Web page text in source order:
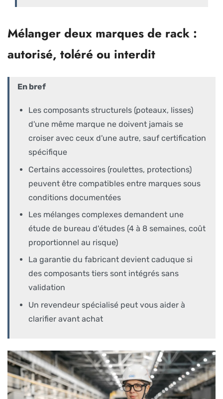
Mélanger deux marques de rack :
autorisé, toléré ou interdit
En bref
Les composants structurels (poteaux, lisses)
d'une même marque ne doivent jamais se
croiser avec ceux d'une autre, sauf certification
spécifique
Certains accessoires (roulettes, protections)
peuvent être compatibles entre marques sous
conditions documentées
Les mélanges complexes demandent une
étude de bureau d'études (4 à 8 semaines, coût
proportionnel au risque)
La garantie du fabricant devient caduque si
des composants tiers sont intégrés sans
validation
Un revendeur spécialisé peut vous aider à
clarifier avant achat